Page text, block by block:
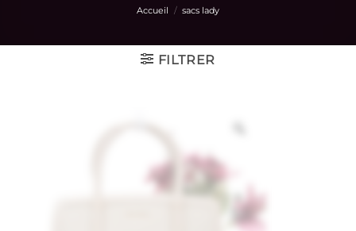
Accueil / sacs lady
FILTRER